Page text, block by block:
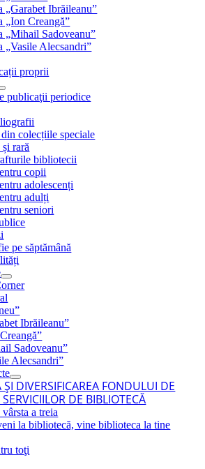
„Garabet Ibrăileanu”
„Ion Creangă”
„Mihail Sadoveanu”
„Vasile Alecsandri”
proprii
publicaţii periodice
colecțiile speciale
rară
bibliotecii
copii
adolescenți
adulți
seniori
pe săptămână
Ibrăileanu”
Sadoveanu”
Alecsandri”
ŞI DIVERSIFICAREA FONDULUI DE
DE BIBLIOTECĂ
a treia
la bibliotecă, vine biblioteca la tine
toţi